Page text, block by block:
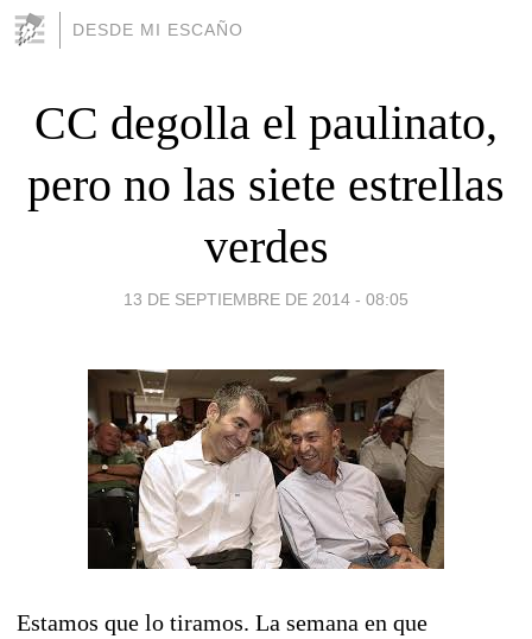
DESDE MI ESCAÑO
CC degolla el paulinato,
pero no las siete estrellas
verdes
13 DE SEPTIEMBRE DE 2014 - 08:05
Estamos que lo tiramos. La semana en que